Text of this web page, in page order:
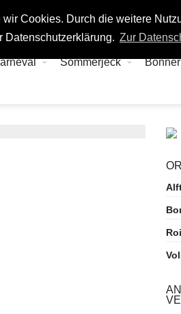
Cookies. Durch die weitere
Datenschutzerklärung. Zur
Sommerjeck